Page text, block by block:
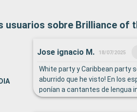
usuarios sobre Brilliance of
Jose ignacio M. 18/07/2025
White party y Caribbean party
aburrido que he visto! En los
ponían a cantantes de lengua
cantar en español lo que daba